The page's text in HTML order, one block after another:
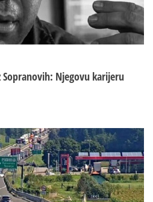
Njegovu karijeru